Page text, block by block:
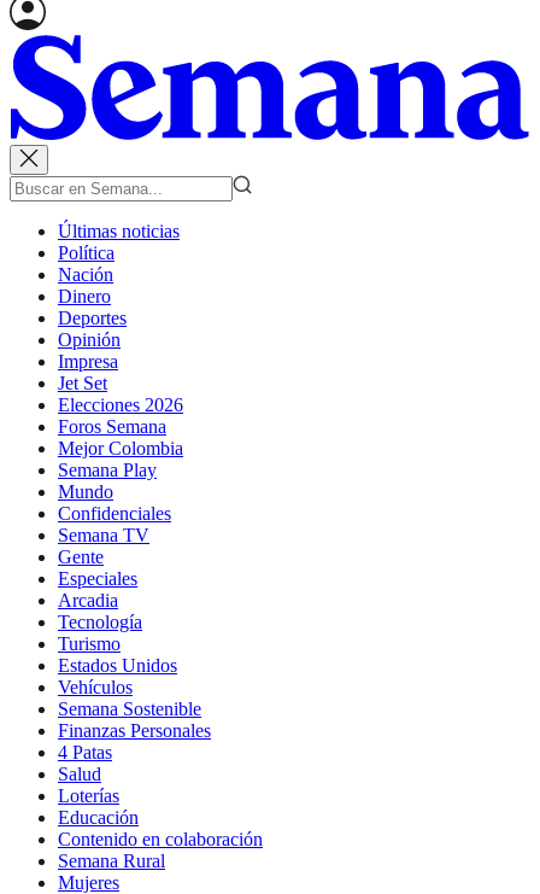
Últimas noticias
Política
Nación
Dinero
Deportes
Opinión
Impresa
Jet Set
Elecciones 2026
Foros Semana
Mejor Colombia
Semana Play
Mundo
Confidenciales
Semana TV
Gente
Especiales
Arcadia
Tecnología
Turismo
Estados Unidos
Vehículos
Semana Sostenible
Finanzas Personales
4 Patas
Salud
Loterías
Educación
Contenido en colaboración
Semana Rural
Mujeres